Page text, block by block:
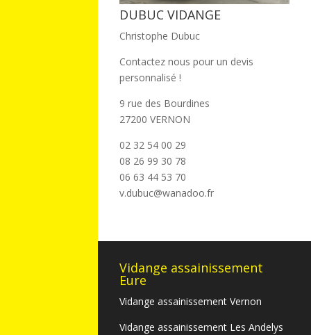
DUBUC VIDANGE
Christophe Dubuc
Contactez nous pour un devis
personnalisé !
9 rue des Bourdines
27200 VERNON
02 32 54 00 29
08 26 99 30 78
06 63 44 53 70
v.dubuc@wanadoo.fr
Vidange assainissement
Eure
Vidange assainissement Vernon
Vidange assainissement Les Andelys